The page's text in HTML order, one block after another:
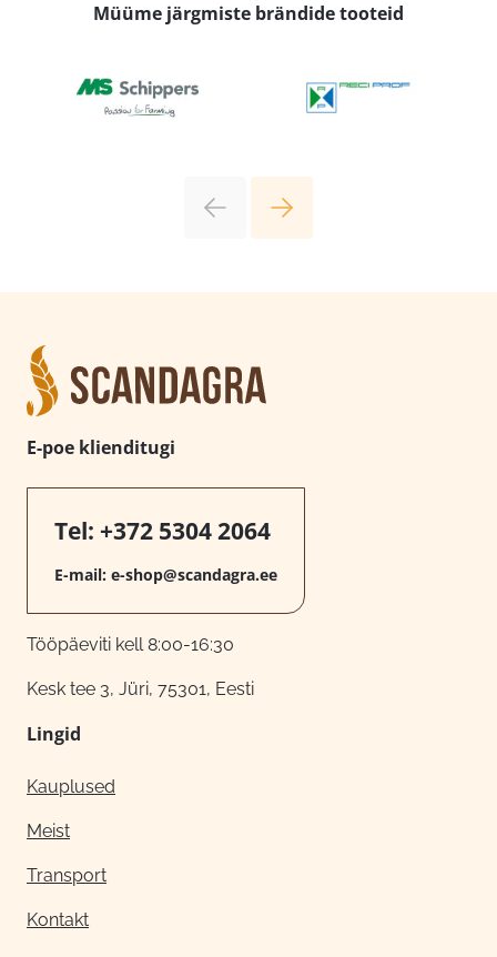
Müüme järgmiste brändide tooteid
E-poe klienditugi
Tel: +372 5304 2064
E-mail: e-shop@scandagra.ee
Tööpäeviti kell 8:00-16:30
Kesk tee 3, Jüri, 75301, Eesti
Lingid
Kauplused
Meist
Transport
Kontakt